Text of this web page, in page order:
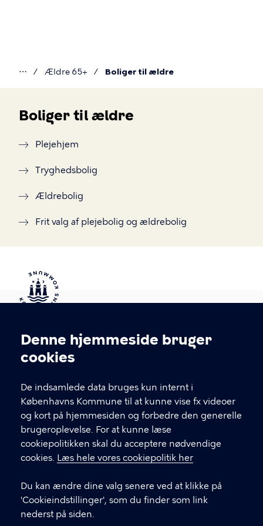
Cookieindstillinger
Denne hjemmeside bruger
cookies
De indsamlede data bruges kun internt i
Københavns Kommune til at kunne vise fx videoer
og kort på hjemmesiden og forbedre den generelle
brugeroplevelse. For at kunne læse
cookiepolitikken skal du acceptere nødvendige
cookies. Læs hele vores cookiepolitik her
Du kan ændre dine valg senere ved at klikke på
'Cookieindstillinger', som du finder som link
nederst på siden.
her
⋯ Ældre 65+ Boliger til ældre
Boliger
ældre
Boliger til ældre
Plejehjem
Tryghedsbolig
Ældrebolig
Frit valg af plejebolig og ældrebolig
Kontakt Københavns Kommune
T
fFind andre kontakter her
CVR-nummer64942212
GENVEJE
Digital Post
Databeskyttelse